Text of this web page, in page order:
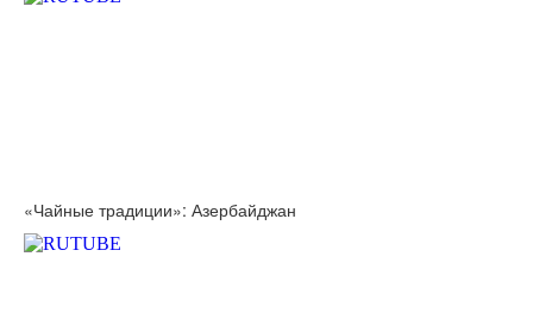
«Чайные традиции»: Азербайджан